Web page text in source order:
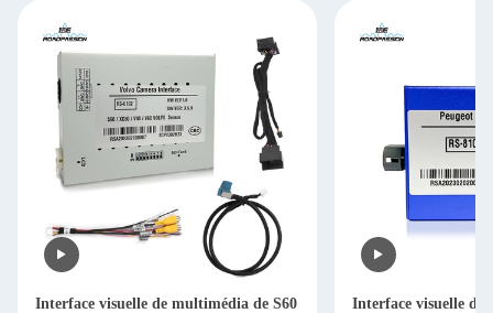
Interface visuelle de multimédia de S60
Interface visuelle de